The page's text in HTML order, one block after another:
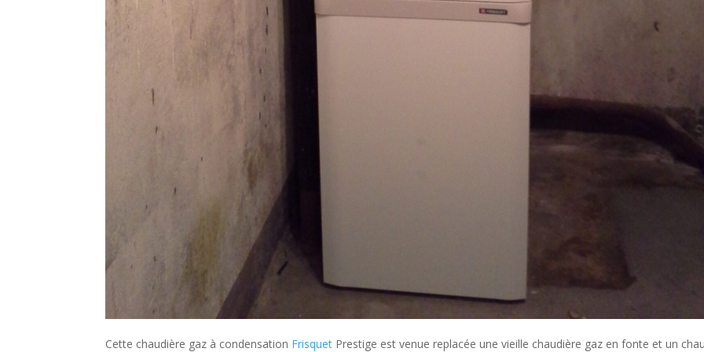
Cette chaudière gaz à condensation Frisquet Prestige est venue replacée une vieille chaudière gaz en fonte et un